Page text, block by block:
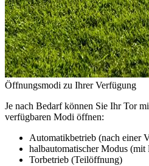
Öffnungsmodi zu Ihrer Verfügung
Je nach Bedarf können Sie Ihr Tor
verfügbaren Modi öffnen:
Automatikbetrieb (nach einer
halbautomatischer Modus (mit
Torbetrieb (Teilöffnung)